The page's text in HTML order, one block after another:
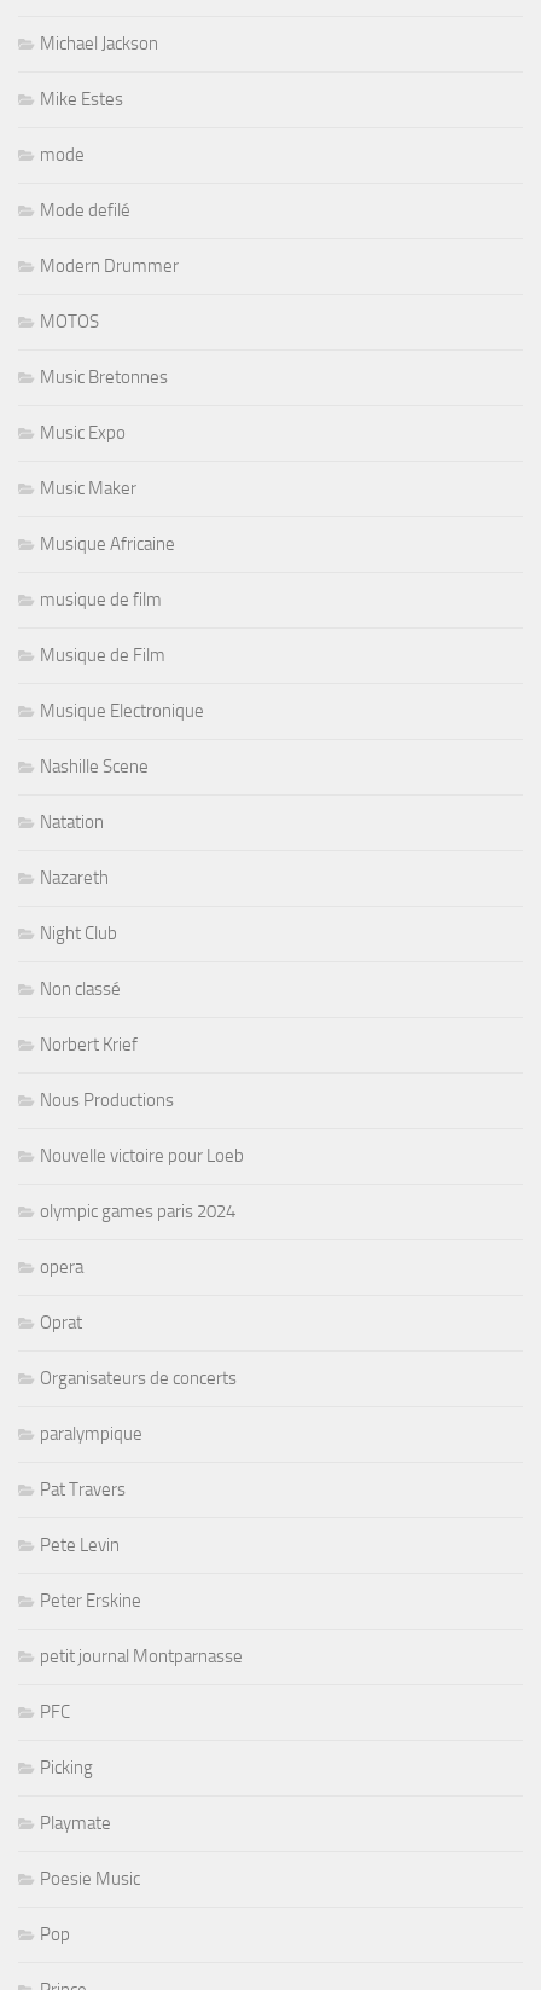
Michael Jackson
Mike Estes
mode
Mode defilé
Modern Drummer
MOTOS
Music Bretonnes
Music Expo
Music Maker
Musique Africaine
musique de film
Musique de Film
Musique Electronique
Nashille Scene
Natation
Nazareth
Night Club
Non classé
Norbert Krief
Nous Productions
Nouvelle victoire pour Loeb
olympic games paris 2024
opera
Oprat
Organisateurs de concerts
paralympique
Pat Travers
Pete Levin
Peter Erskine
petit journal Montparnasse
PFC
Picking
Playmate
Poesie Music
Pop